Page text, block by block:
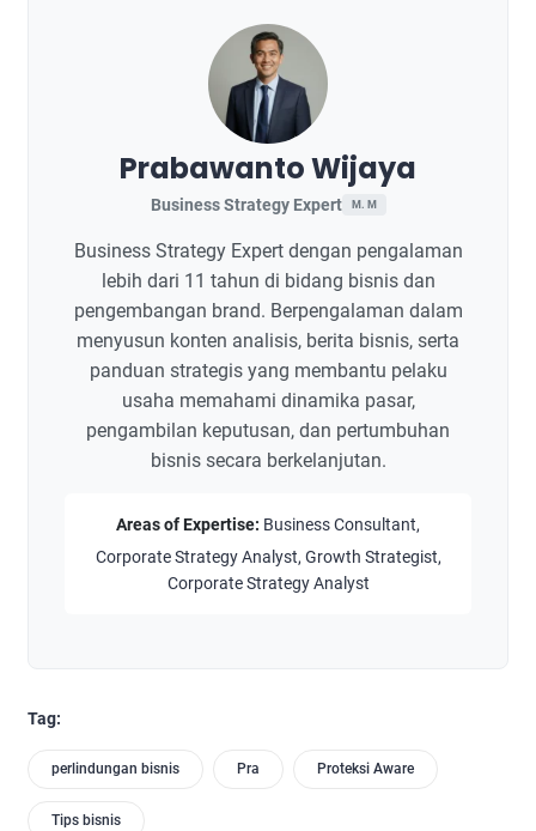
Prabawanto Wijaya
Business Strategy Expert M. M
Business Strategy Expert dengan pengalaman
lebih dari 11 tahun di bidang bisnis dan
pengembangan brand. Berpengalaman dalam
menyusun konten analisis, berita bisnis, serta
panduan strategis yang membantu pelaku
usaha memahami dinamika pasar,
pengambilan keputusan, dan pertumbuhan
bisnis secara berkelanjutan.
Areas of Expertise: Business Consultant,
Corporate Strategy Analyst, Growth Strategist,
Corporate Strategy Analyst
Tag:
perlindungan bisnis Pra Proteksi Aware
Tips bisnis